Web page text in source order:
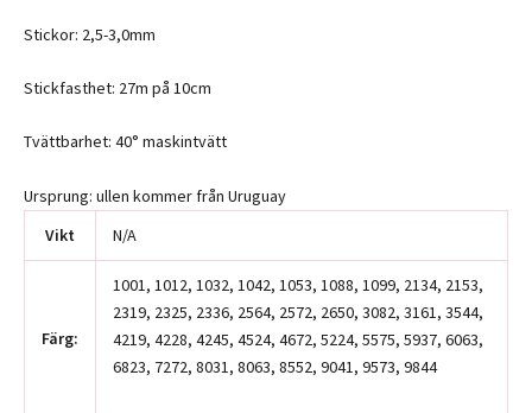
Stickor: 2,5-3,0mm
Stickfasthet: 27m på 10cm
Tvättbarhet: 40° maskintvätt
Ursprung: ullen kommer från Uruguay
Vikt
N/A
Färg:
1001, 1012, 1032, 1042, 1053, 1088, 1099, 2134, 2153,
2319, 2325, 2336, 2564, 2572, 2650, 3082, 3161, 3544,
4219, 4228, 4245, 4524, 4672, 5224, 5575, 5937, 6063,
6823, 7272, 8031, 8063, 8552, 9041, 9573, 9844